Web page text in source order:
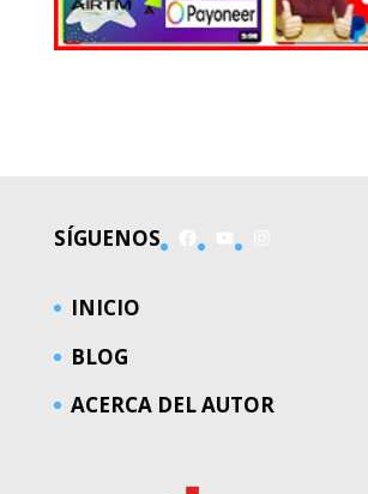
SÍGUENOS
INICIO
BLOG
ACERCA DEL AUTOR